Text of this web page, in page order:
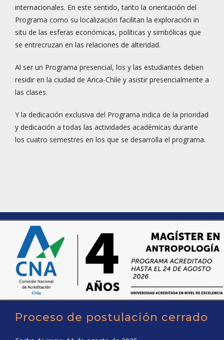
internacionales. En este sentido, tanto la orientación del
Programa como su localización facilitan la exploración in
situ de las esferas económicas, políticas y simbólicas que
se entrecruzan en las relaciones de alteridad.
Al ser un Programa presencial, los y las estudiantes deben
residir en la ciudad de Arica-Chile y asistir presencialmente a
las clases.
Y la dedicación exclusiva del Programa indica de la prioridad
y dedicación a todas las actividades académicas durante
los cuatro semestres en los que se desarrolla el programa.
Proceso de postulación cerrado